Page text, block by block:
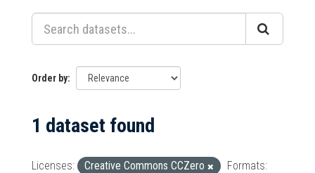
Order by
1 dataset found
Licenses: Creative Commons CCZero
Formats: